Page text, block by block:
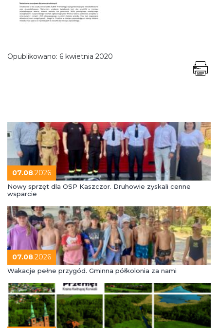
Opublikowano: 6 kwietnia 2020
07.08.2026
Nowy sprzęt dla OSP Kaszczor. Druhowie zyskali cenne
wsparcie
07.08.2026
Wakacje pełne przygód. Gminna półkolonia za nami